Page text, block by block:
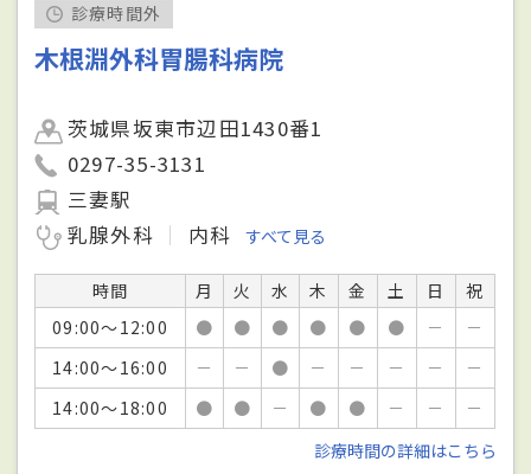
診療時間外
木根淵外科胃腸科病院
茨城県坂東市辺田1430番1
0297-35-3131
三妻駅
乳腺外科
内科 すべて見る
時間 月 火 水 木 金 土 日
祝
09:00～12:00
● ● ● ● ● ● －
－
14:00～16:00
－ － ● － － － －
－
14:00～18:00
● ● － ● ● － －
－
診療時間の詳細はこちら